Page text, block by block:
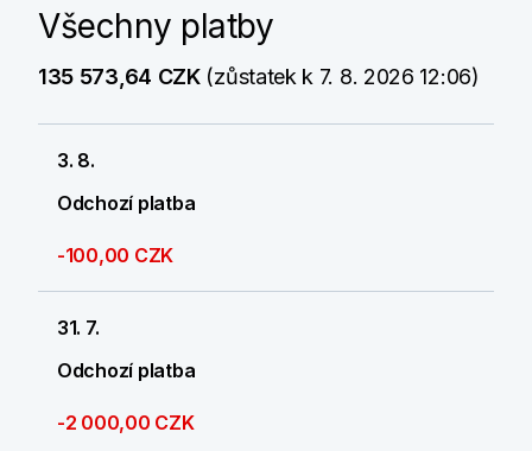
Všechny platby
135 573,64 CZK(zůstatek k 7. 8. 2026 12:06)
3. 8.
Odchozí platba
-100,00 CZK
31. 7.
Odchozí platba
-2 000,00 CZK